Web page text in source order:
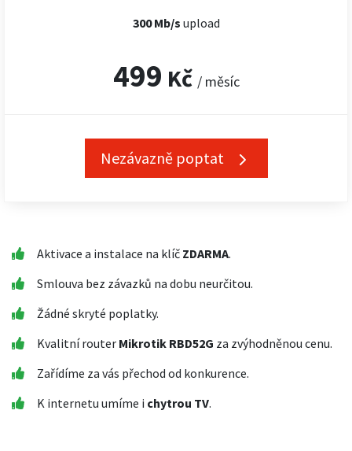
300 Mb/s upload
499 Kč / měsíc
Nezávazně poptat
Aktivace a instalace na klíč ZDARMA.
Smlouva bez závazků na dobu neurčitou.
Žádné skryté poplatky.
Kvalitní router Mikrotik RBD52G za zvýhodněnou cenu.
Zařídíme za vás přechod od konkurence.
K internetu umíme i chytrou TV.